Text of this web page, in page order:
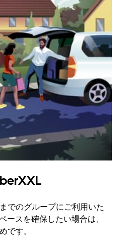
でのグループにご利用いた
ースを確保したい場合は、
です。